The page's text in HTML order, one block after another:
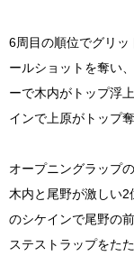
6周目の順位でグリ
ールショットを奪い
ーで木内がトップ浮
インで上原がトップ
オープニングラップ
木内と尾野が激しい
のシケインで尾野の
ステストラップをた